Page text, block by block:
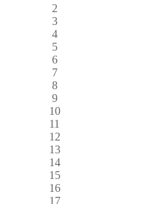
2
3
4
5
6
7
8
9
10
11
12
13
14
15
16
17